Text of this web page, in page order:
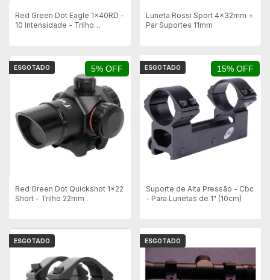
Red Green Dot Eagle 1x40RD -
10 Intensidade - Trilho
Luneta Rossi Sport 4x32mm +
Par Suportes 11mm
5% OFF
ESGOTADO
Red Green Dot Quickshot 1x22
Short - Trilho 22mm
15% OFF
ESGOTADO
Suporte de Alta Pressão - Cbc
- Para Lunetas de 1" (10cm)
ESGOTADO ESGOTADO